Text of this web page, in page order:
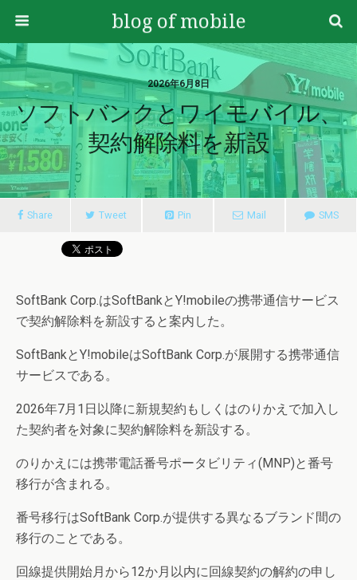
blog of mobile
2026年6月8日
ソフトバンクとワイモバイル、
契約解除料を新設
Share Tweet Pin Mail SMS
SoftBank Corp.はSoftBankとY!mobileの携帯通信サービス
で契約解除料を新設すると案内した。
SoftBankとY!mobileはSoftBank Corp.が展開する携帯通信
サービスである。
2026年7月1日以降に新規契約もしくはのりかえで加入し
た契約者を対象に契約解除料を新設する。
のりかえには携帯電話番号ポータビリティ(MNP)と番号
移行が含まれる。
番号移行はSoftBank Corp.が提供する異なるブランド間の
移行のことである。
回線提供開始月から12か月以内に回線契約の解約の申し